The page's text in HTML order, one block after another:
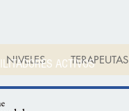
NIVELES TERAPEUTAS
ACTIVOS